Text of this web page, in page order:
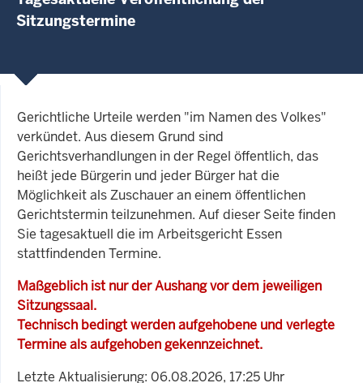
Sitzungstermine
Gerichtliche Urteile werden "im Namen des Volkes"
verkündet. Aus diesem Grund sind
Gerichtsverhandlungen in der Regel öffentlich, das
heißt jede Bürgerin und jeder Bürger hat die
Möglichkeit als Zuschauer an einem öffentlichen
Gerichtstermin teilzunehmen. Auf dieser Seite finden
Sie tagesaktuell die im Arbeitsgericht Essen
stattfindenden Termine.
Maßgeblich ist nur der Aushang vor dem jeweiligen
Sitzungssaal.
Technisch bedingt werden aufgehobene und verlegte
Termine als aufgehoben gekennzeichnet.
Letzte Aktualisierung: 06.08.2026, 17:25 Uhr